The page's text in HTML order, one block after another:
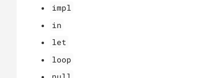
impl
in
let
loop